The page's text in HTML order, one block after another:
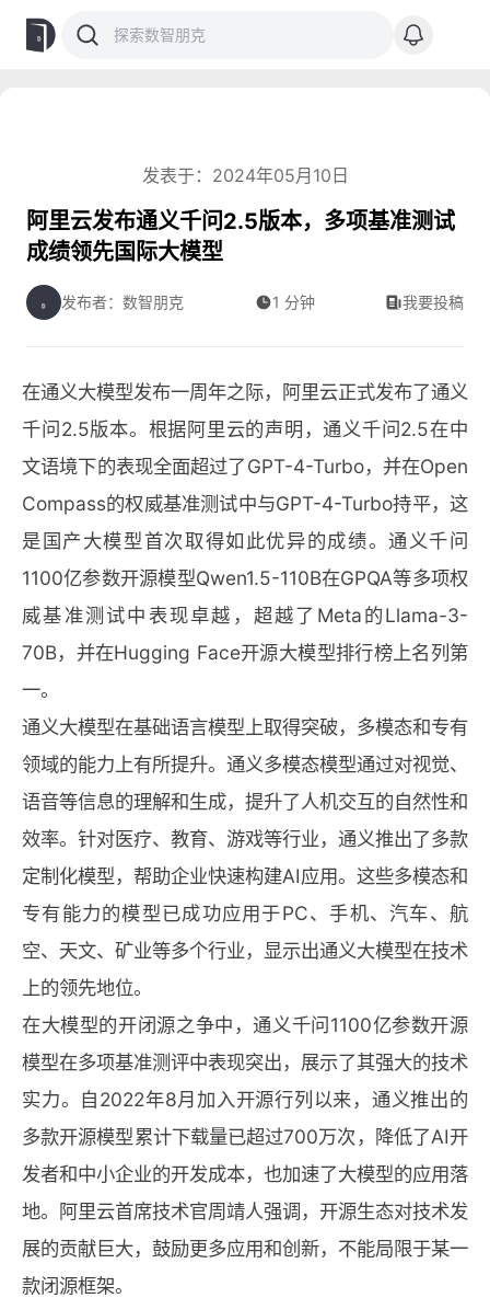
发表于：2024年05月10日
阿里云发布通义千问2.5版本，多项基准测试
成绩领先国际大模型
发布者：数智朋克 1 分钟 我要投稿
在通义大模型发布一周年之际，阿里云正式发布了通义
千问2.5版本。根据阿里云的声明，通义千问2.5在中
文语境下的表现全面超过了GPT-4-Turbo，并在Open
Compass的权威基准测试中与GPT-4-Turbo持平，这
是国产大模型首次取得如此优异的成绩。通义千问
1100亿参数开源模型Qwen1.5-110B在GPQA等多项权
威基准测试中表现卓越，超越了Meta的Llama-3-
70B，并在Hugging Face开源大模型排行榜上名列第
一。
通义大模型在基础语言模型上取得突破，多模态和专有
领域的能力上有所提升。通义多模态模型通过对视觉、
语音等信息的理解和生成，提升了人机交互的自然性和
效率。针对医疗、教育、游戏等行业，通义推出了多款
定制化模型，帮助企业快速构建AI应用。这些多模态和
专有能力的模型已成功应用于PC、手机、汽车、航
空、天文、矿业等多个行业，显示出通义大模型在技术
上的领先地位。
在大模型的开闭源之争中，通义千问1100亿参数开源
模型在多项基准测评中表现突出，展示了其强大的技术
实力。自2022年8月加入开源行列以来，通义推出的
多款开源模型累计下载量已超过700万次，降低了AI开
发者和中小企业的开发成本，也加速了大模型的应用落
地。阿里云首席技术官周靖人强调，开源生态对技术发
展的贡献巨大，鼓励更多应用和创新，不能局限于某一
款闭源框架。